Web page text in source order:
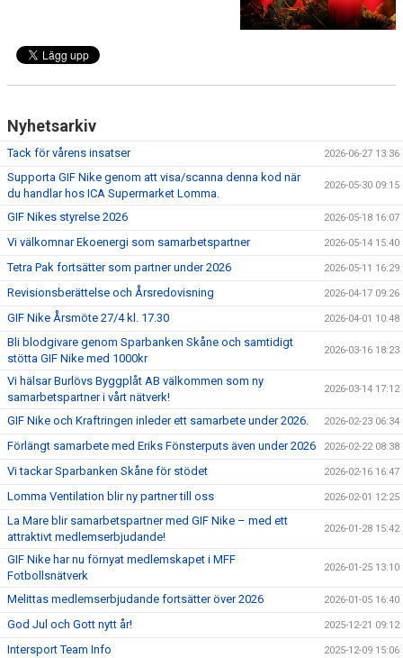
BOKA VEO & SMARTCAM
KONTAKT
TRYGG IDROTT
MÅLSÄTTNING
SAMARBETSPARTNERS
1919-KLUBBEN
STIFTELSEN DUNROSS & CO
Nyhetsarkiv
Tack för vårens insatser 2026-06-27 13:36
Supporta GIF Nike genom att visa/scanna denna kod när
du handlar hos ICA Supermarket Lomma.
2026-05-30 09:15
GIF Nikes styrelse 2026 2026-05-18 16:07
Vi välkomnar Ekoenergi som samarbetspartner 2026-05-14 15:40
Tetra Pak fortsätter som partner under 2026 2026-05-11 16:29
Revisionsberättelse och Årsredovisning 2026-04-17 09:26
GIF Nike Årsmöte 27/4 kl. 17.30 2026-04-01 10:48
Bli blodgivare genom Sparbanken Skåne och samtidigt
stötta GIF Nike med 1000kr
2026-03-16 18:23
Vi hälsar Burlövs Byggplåt AB välkommen som ny
samarbetspartner i vårt nätverk!
2026-03-14 17:12
GIF Nike och Kraftringen inleder ett samarbete under 2026. 2026-02-23 06:34
Förlängt samarbete med Eriks Fönsterputs även under 2026 2026-02-22 08:38
Vi tackar Sparbanken Skåne för stödet 2026-02-16 16:47
Lomma Ventilation blir ny partner till oss 2026-02-01 12:25
La Mare blir samarbetspartner med GIF Nike – med ett
attraktivt medlemserbjudande!
2026-01-28 15:42
GIF Nike har nu förnyat medlemskapet i MFF
Fotbollsnätverk
2026-01-25 13:10
Melittas medlemserbjudande fortsätter över 2026 2026-01-05 16:40
God Jul och Gott nytt år! 2025-12-21 09:12
Intersport Team Info 2025-12-09 15:06